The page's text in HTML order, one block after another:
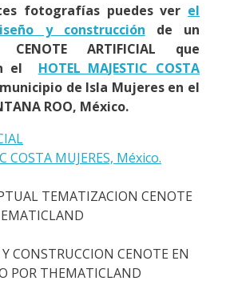
fotografías puedes ver el
y construcción de un
ARTIFICIAL que
el HOTEL MAJESTIC COSTA
de Isla Mujeres en el
ROO, México.
COSTA MUJERES, México.
TEMATIZACION CENOTE
CONSTRUCCION CENOTE EN
POR THEMATICLAND